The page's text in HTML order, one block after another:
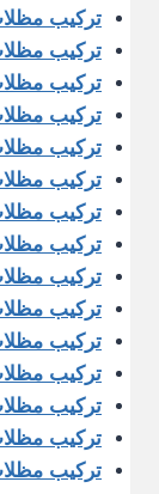
تركيب
تركيب
تركيب
تركيب
تركيب
تركيب
تركيب
تركيب
تركيب
تركيب
تركيب
تركيب
تركيب
تركيب
تركيب